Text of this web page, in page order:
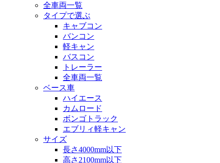
全車両一覧
タイプで選ぶ
キャブコン
バンコン
軽キャン
バスコン
トレーラー
全車両一覧
ベース車
ハイエース
カムロード
ボンゴトラック
エブリィ軽キャン
サイズ
長さ4000mm以下
高さ2100mm以下